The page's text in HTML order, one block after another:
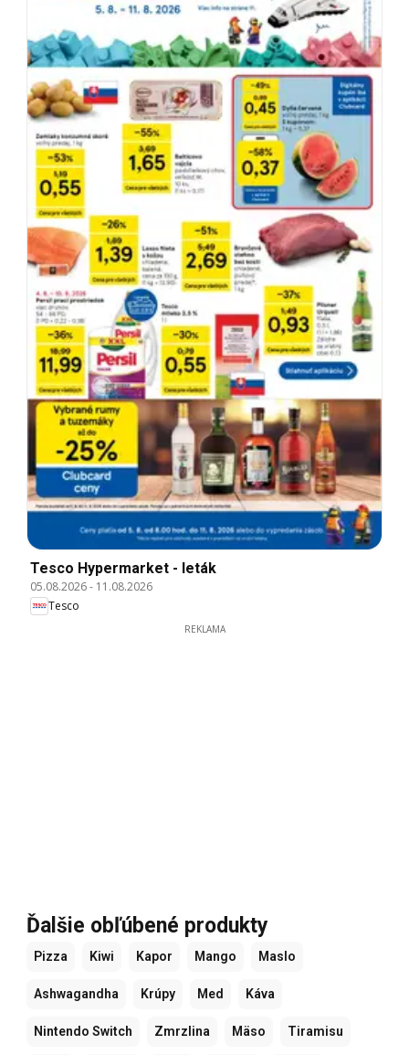
Tesco Hypermarket - leták
05.08.2026- 11.08.2026
Tesco
REKLAMA
Ďalšie obľúbené produkty
Pizza Kiwi Kapor Mango Maslo
Ashwagandha Krúpy Med Káva
Nintendo Switch Zmrzlina Mäso Tiramisu